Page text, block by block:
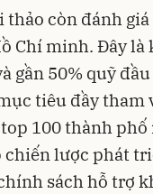
còn đánh
Chí minh. Đây là
gần 50% quỹ
tiêu đầy tham
100 thành phố
chiến lược phát
sách hỗ trợ